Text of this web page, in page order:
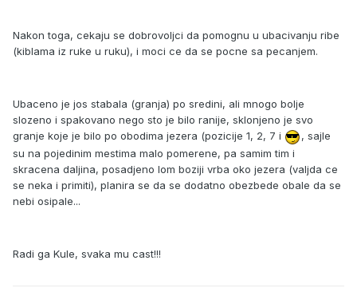
Nakon toga, cekaju se dobrovoljci da pomognu u ubacivanju ribe
(kiblama iz ruke u ruku), i moci ce da se pocne sa pecanjem.
Ubaceno je jos stabala (granja) po sredini, ali mnogo bolje
slozeno i spakovano nego sto je bilo ranije, sklonjeno je svo
granje koje je bilo po obodima jezera (pozicije 1, 2, 7 i
, sajle
su na pojedinim mestima malo pomerene, pa samim tim i
skracena daljina, posadjeno lom boziji vrba oko jezera (valjda ce
se neka i primiti), planira se da se dodatno obezbede obale da se
nebi osipale...
Radi ga Kule, svaka mu cast!!!